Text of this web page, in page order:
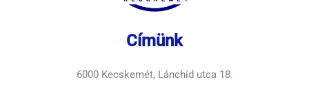
Címünk
6000 Kecskemét, Lánchíd utca 18.